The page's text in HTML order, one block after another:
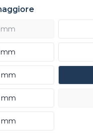
mm
mm
mm
mm
mm